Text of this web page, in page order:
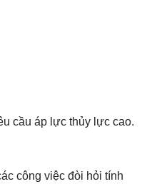
cầu áp lực thủy lực cao.
công việc đòi hỏi tính